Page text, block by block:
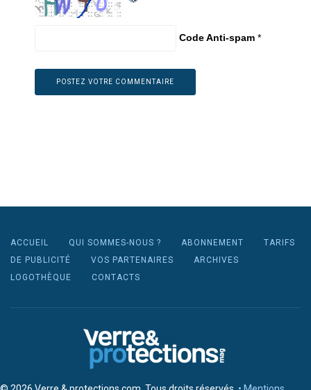
Code Anti-spam *
ACCUEIL QUI SOMMES-NOUS ? ABONNEMENT
TARIFS
DE PUBLICITÉ
VOS PARTENAIRES
ARCHIVES
LOGOTHÈQUE
CONTACTS